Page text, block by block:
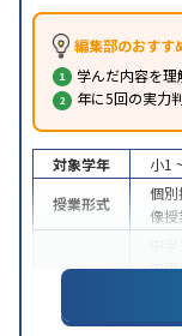
編集部のおすす
学んだ内容を
年に5回の実力
対象学年 小1
授業形式
個別
像授
中
内申
推